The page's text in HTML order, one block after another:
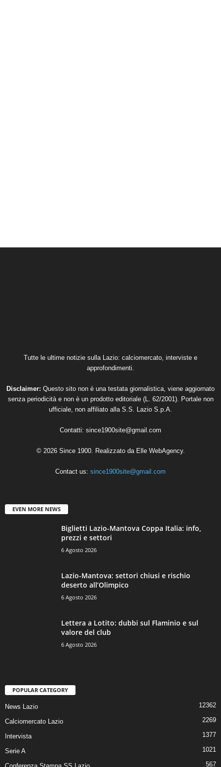
Tutte le ultime notizie sulla Lazio: calciomercato, interviste e
approfondimenti.
Disclaimer: Questo sito non è una testata giornalistica, viene aggiornato
senza periodicità e non è un prodotto editoriale (L. 62/2001). Portale non
ufficiale, non affiliato alla S.S. Lazio S.p.A.
Contatti: since1900site@gmail.com
© 2026 Since 1900. Realizzato da Elle WebAgency.
Contact us: since1900site@gmail.com
EVEN MORE NEWS
Biglietti Lazio-Mantova Coppa Italia: info,
prezzi e settori
6 Agosto 2026
Lazio-Mantova: settori chiusi e rischio
deserto all’Olimpico
6 Agosto 2026
Lettera a Lotito: dubbi sul Flaminio e sul
valore del club
6 Agosto 2026
POPULAR CATEGORY
News Lazio 12362
Calciomercato Lazio 2269
Intervista 1377
Serie A 1021
567